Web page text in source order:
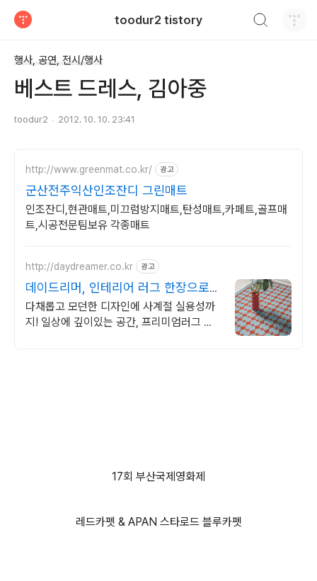
toodur2 tistory
행사, 공연, 전시/행사
베스트 드레스, 김아중
toodur2 2012. 10. 10. 23:41
http://www.greenmat.co.kr/ 광고
군산전주익산인조잔디 그린매트
인조잔디,현관매트,미끄럼방지매트,탄성매트,카페트,골프매
트,시공전문팀보유 각종매트
http://daydreamer.co.kr 광고
데이드리머, 인테리어 러그 한장으로
완성하는 거실포인트
다채롭고 모던한 디자인에 사계절 실용성까
지! 일상에 깊이있는 공간, 프리미엄러그 털,
17회 부산국제영화제
레드카펫 & APAN 스타로드 블루카펫